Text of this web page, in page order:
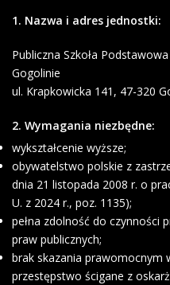
1. Nazwa i adres jednostki:
Publiczna Szkoła
Gogolinie
ul. Krapkowicka 141, 47-320
2. Wymagania niezbędne:
wykształcenie wyższe;
obywatelstwo polskie z
dnia 21 listopada 2008 r. o
U. z 2024 r., poz. 1135);
pełna zdolność do czynności
praw publicznych;
brak skazania prawomocnym
przestępstwo ścigane z